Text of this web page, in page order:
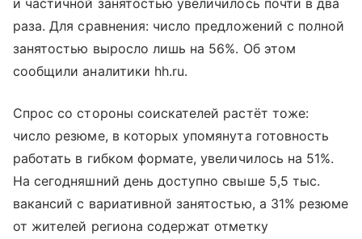
раза. Для сравнения: число предложений с полной
занятостью выросло лишь на 56%. Об этом
сообщили аналитики hh.ru.
Спрос со стороны соискателей растёт тоже:
число резюме, в которых упомянута готовность
работать в гибком формате, увеличилось на 51%.
На сегодняшний день доступно свыше 5,5 тыс.
вакансий с вариативной занятостью, а 31% резюме
от жителей региона содержат отметку